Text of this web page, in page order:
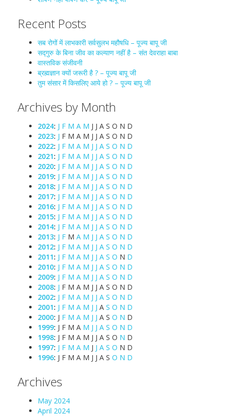
Recent Posts
सब रोगों में लाभकारी सर्वसुलभ महौषधि – पूज्य बापू जी
सद्गुरु के बिना जीव का कल्याण नहीं है – संत देवराहा बाबा
वास्तविक संजीवनी
ब्रह्मज्ञान क्यों जरूरी है ? – पूज्य बापू जी
तुम संसार में किसलिए आये हो ? – पूज्य बापू जी
Archives by Month
2024: J F M A M J J A S O N D
2023: J F M A M J J A S O N D
2022: J F M A M J J A S O N D
2021: J F M A M J J A S O N D
2020: J F M A M J J A S O N D
2019: J F M A M J J A S O N D
2018: J F M A M J J A S O N D
2017: J F M A M J J A S O N D
2016: J F M A M J J A S O N D
2015: J F M A M J J A S O N D
2014: J F M A M J J A S O N D
2013: J F M A M J J A S O N D
2012: J F M A M J J A S O N D
2011: J F M A M J J A S O N D
2010: J F M A M J J A S O N D
2009: J F M A M J J A S O N D
2008: J F M A M J J A S O N D
2002: J F M A M J J A S O N D
2001: J F M A M J J A S O N D
2000: J F M A M J J A S O N D
1999: J F M A M J J A S O N D
1998: J F M A M J J A S O N D
1997: J F M A M J J A S O N D
1996: J F M A M J J A S O N D
Archives
May 2024
April 2024